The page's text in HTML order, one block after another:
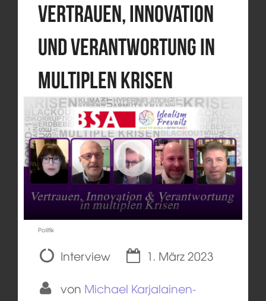
Vertrauen, Innovation
und Verantwortung in
multiplen Krisen
Politik
Interview
1. März 2023
von Michael Karjalainen-